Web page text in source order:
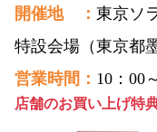
開催地 ： 東京ソ
特設会場（東京都
営業時間： 10：00
店舗のお買い上げ特